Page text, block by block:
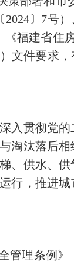
〕7号
福建省
文件要求
贯彻党的
淘汰落后
、供水、
行，推进
理条例》